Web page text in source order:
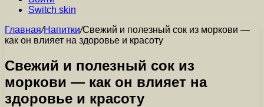
Switch skin
Главная/Напитки/Свежий и полезный сок из моркови —
как он влияет на здоровье и красоту
Свежий и полезный сок из
моркови — как он влияет на
здоровье и красоту